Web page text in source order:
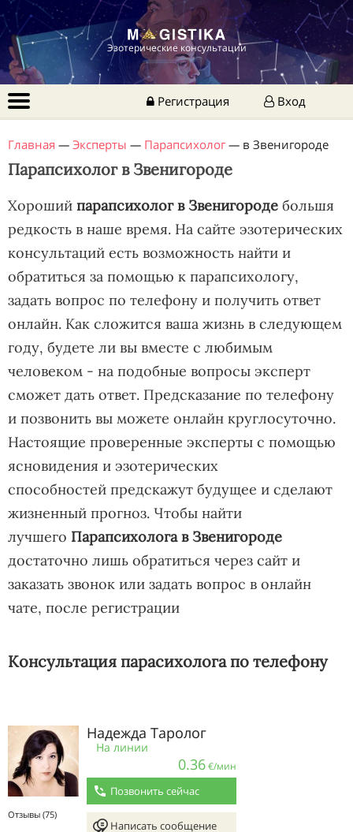
Эзотерические консультации
Регистрация Вход
Главная — Эксперты — Парапсихолог — в Звенигороде
Парапсихолог в Звенигороде
Хороший парапсихолог в Звенигороде большя
редкость в наше время. На сайте эзотерических
консультаций есть возможность найти и
обратиться за помощью к парапсихологу,
задать вопрос по телефону и получить ответ
онлайн. Как сложится ваша жизнь в следующем
году, будете ли вы вместе с любимым
человеком - на подобные вопросы эксперт
сможет дать ответ. Предсказание по телефону
и позвонить вы можете онлайн круглосуточно.
Настоящие проверенные эксперты с помощью
ясновидения и эзотерических
способностей предскажут будущее и сделают
жизненный прогноз. Чтобы найти
лучшего Парапсихолога в Звенигороде
достаточно лишь обратиться через сайт и
заказать звонок или задать вопрос в онлайн
чате, после регистрации
Консультация парасихолога по телефону